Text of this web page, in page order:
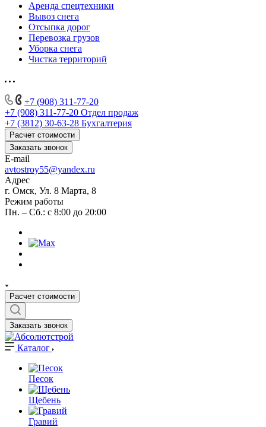
Аренда спецтехники
Вывоз снега
Отсыпка дорог
Перевозка грузов
Уборка снега
Чистка территорий
+7 (908) 311-77-20
+7 (908) 311-77-20 Отдел продаж
+7 (3812) 30-63-28 Бухгалтерия
Расчет стоимости
Заказать звонок
E-mail
avtostroy55@yandex.ru
Адрес
г. Омск, Ул. 8 Марта, 8
Режим работы
Пн. – Сб.: с 8:00 до 20:00
Расчет стоимости
Заказать звонок
Каталог
Песок
Щебень
Гравий